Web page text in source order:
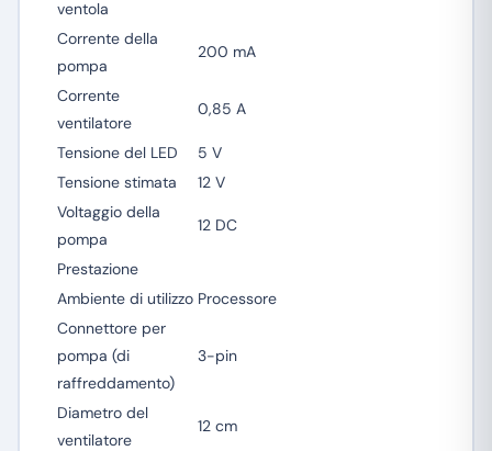
ventola
Corrente della
pompa
200 mA
Corrente
ventilatore
0,85 A
Tensione del LED
5 V
Tensione stimata
12 V
Voltaggio della
pompa
12 DC
Prestazione
Ambiente di utilizzo Processore
Connettore per
pompa (di
raffreddamento)
3-pin
Diametro del
ventilatore
12 cm